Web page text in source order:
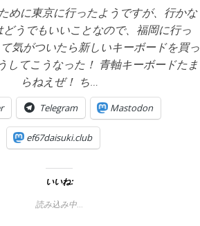
めに東京に行ったようですが、行かな
うでもいいことなので、福岡に行っ
気がついたら新しいキーボードを買っ
してこうなった！ 青軸キーボードたま
らねえぜ！ ち…
Telegram Mastodon
ef67daisuki.club
いいね:
読み込み中…